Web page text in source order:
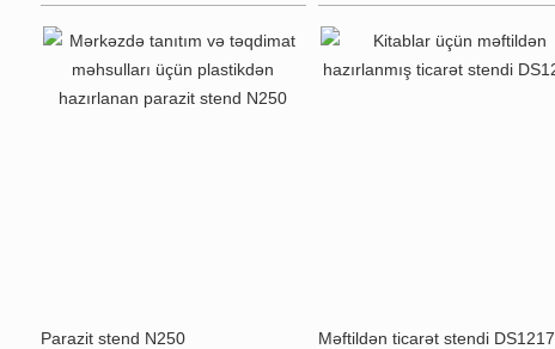
Parazit stend N250 Məftildən ticarət stendi DS1217